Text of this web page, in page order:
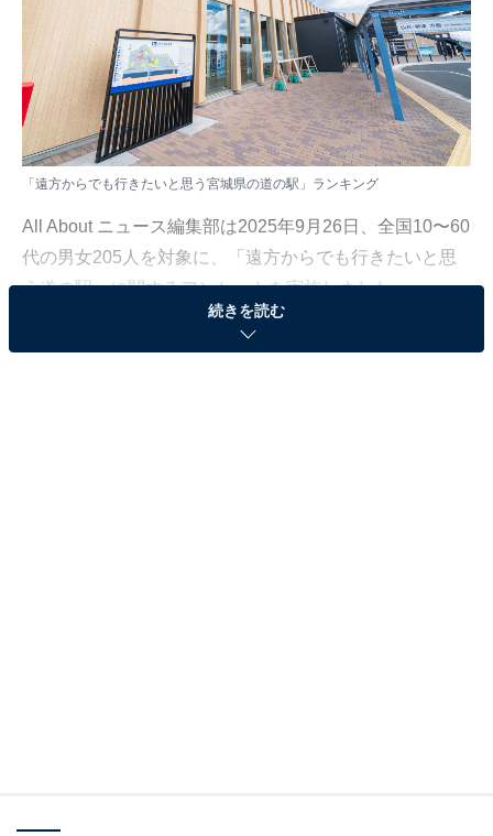
「遠方からでも行きたいと思う宮城県の道の駅」ランキング
All About ニュース編集部は2025年9月26日、全国10〜60
代の男女205人を対象に、「遠方からでも行きたいと思
う道の駅」に関するアンケートを実施しました。
その中から、「遠方からでも行きたいと思う宮城県の道
続きを読む